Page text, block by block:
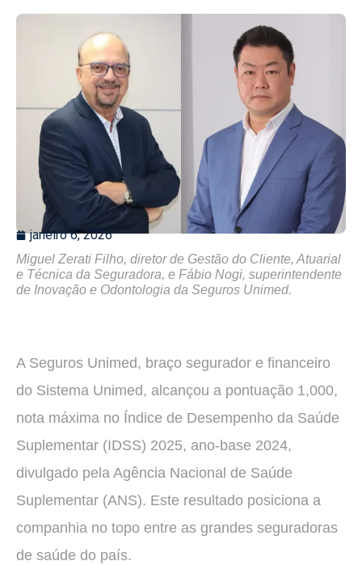
janeiro 6, 2026
Miguel Zerati Filho, diretor de Gestão do Cliente, Atuarial
e Técnica da Seguradora, e Fábio Nogi, superintendente
de Inovação e Odontologia da Seguros Unimed.
A Seguros Unimed, braço segurador e financeiro
do Sistema Unimed, alcançou a pontuação 1,000,
nota máxima no Índice de Desempenho da Saúde
Suplementar (IDSS) 2025, ano-base 2024,
divulgado pela Agência Nacional de Saúde
Suplementar (ANS). Este resultado posiciona a
companhia no topo entre as grandes seguradoras
de saúde do país.